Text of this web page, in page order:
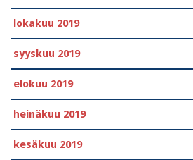
lokakuu 2019
syyskuu 2019
elokuu 2019
heinäkuu 2019
kesäkuu 2019